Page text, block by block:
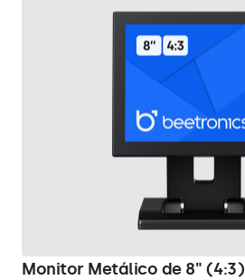
Monitor Metálico de 8" (4:3)